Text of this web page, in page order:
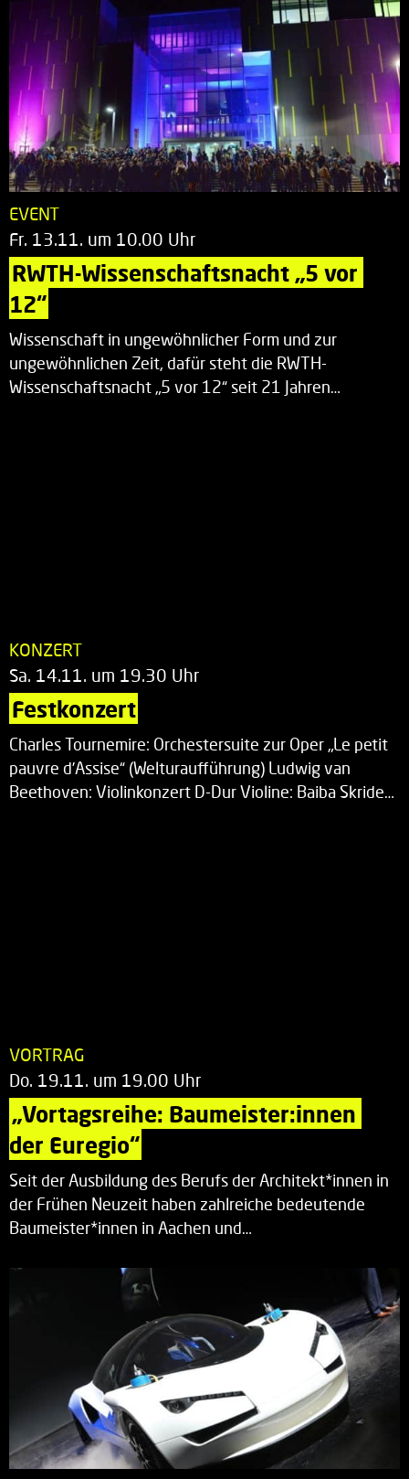
EVENT
Fr. 13.11. um 10.00 Uhr
RWTH-Wissenschaftsnacht „5 vor
12“
Wissenschaft in ungewöhnlicher Form und zur
ungewöhnlichen Zeit, dafür steht die RWTH-
Wissenschaftsnacht „5 vor 12“ seit 21 Jahren…
KONZERT
Sa. 14.11. um 19.30 Uhr
Festkonzert
Charles Tournemire: Orchestersuite zur Oper „Le petit
pauvre d’Assise“ (Welturaufführung) Ludwig van
Beethoven: Violinkonzert D-Dur Violine: Baiba Skride…
VORTRAG
Do. 19.11. um 19.00 Uhr
„Vortagsreihe: Baumeister:innen
der Euregio“
Seit der Ausbildung des Berufs der Architekt*innen in
der Frühen Neuzeit haben zahlreiche bedeutende
Baumeister*innen in Aachen und…